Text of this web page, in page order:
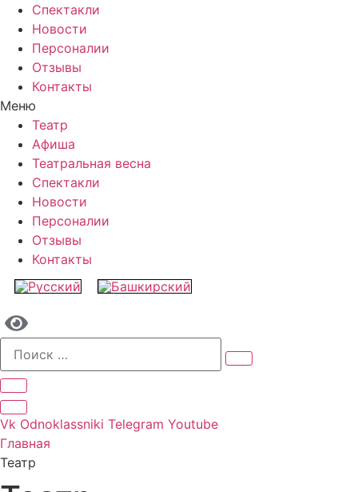
Спектакли
Новости
Персоналии
Отзывы
Контакты
Меню
Театр
Афиша
Театральная весна
Спектакли
Новости
Персоналии
Отзывы
Контакты
Vk Odnoklassniki Telegram Youtube
Главная
Театр